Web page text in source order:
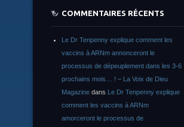
COMMENTAIRES RÉCENTS
Le Dr Tenpenny explique comment les
vaccins à ARNm annonceront le
processus de dépeuplement dans les 3-6
prochains mois… ! – La Voix de Dieu
Magazine dans Le Dr Tenpenny explique
comment les vaccins à ARNm
amorceront le processus de